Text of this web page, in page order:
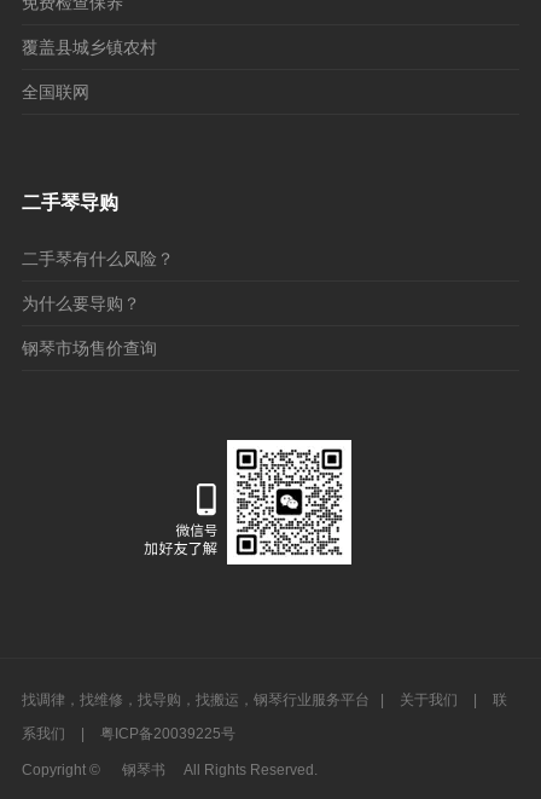
覆盖县城乡镇农村
全国联网
二手琴导购
二手琴有什么风险？
为什么要导购？
钢琴市场售价查询
找调律，找维修，找导购，找搬运，钢琴行业服务平台 | 关于我们 |
联
系我们
| 粤ICP备20039225号
Copyright © 钢琴书 All Rights Reserved.